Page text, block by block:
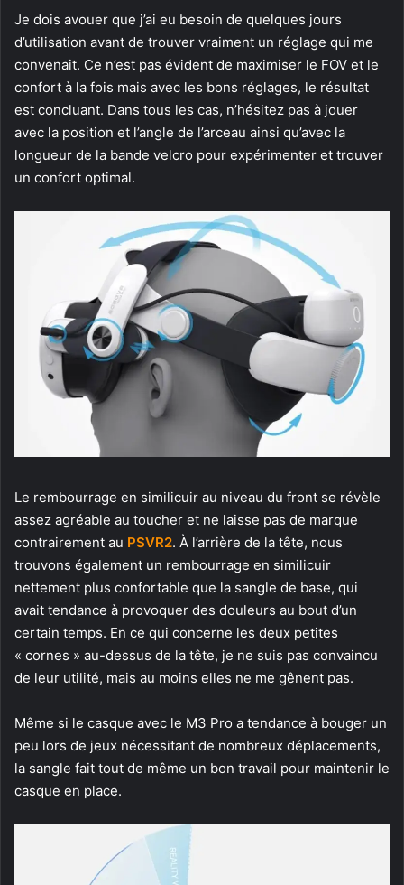
Je dois avouer que j’ai eu besoin de quelques jours
d’utilisation avant de trouver vraiment un réglage qui me
convenait. Ce n’est pas évident de maximiser le FOV et le
confort à la fois mais avec les bons réglages, le résultat
est concluant. Dans tous les cas, n’hésitez pas à jouer
avec la position et l’angle de l’arceau ainsi qu’avec la
longueur de la bande velcro pour expérimenter et trouver
un confort optimal.
Le rembourrage en similicuir au niveau du front se révèle
assez agréable au toucher et ne laisse pas de marque
contrairement au PSVR2. À l’arrière de la tête, nous
trouvons également un rembourrage en similicuir
nettement plus confortable que la sangle de base, qui
avait tendance à provoquer des douleurs au bout d’un
certain temps. En ce qui concerne les deux petites
« cornes » au-dessus de la tête, je ne suis pas convaincu
de leur utilité, mais au moins elles ne me gênent pas.
Même si le casque avec le M3 Pro a tendance à bouger un
peu lors de jeux nécessitant de nombreux déplacements,
la sangle fait tout de même un bon travail pour maintenir le
casque en place.